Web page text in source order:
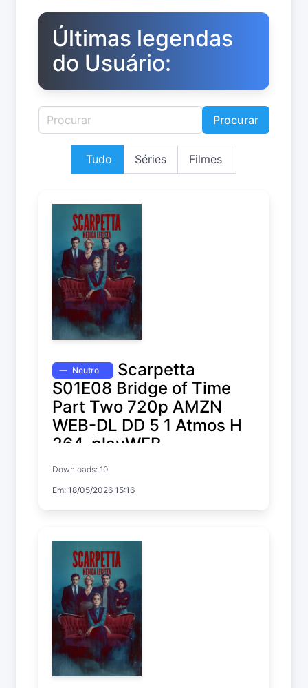
Últimas legendas
do Usuário:
Procurar
Tudo Séries Filmes
Neutro
Scarpetta
S01E08 Bridge of Time
Part Two 720p AMZN
WEB-DL DD 5 1 Atmos H
264-playWEB
Temp. 1 EP. 8
Downloads: 10
Em: 18/05/2026 15:16